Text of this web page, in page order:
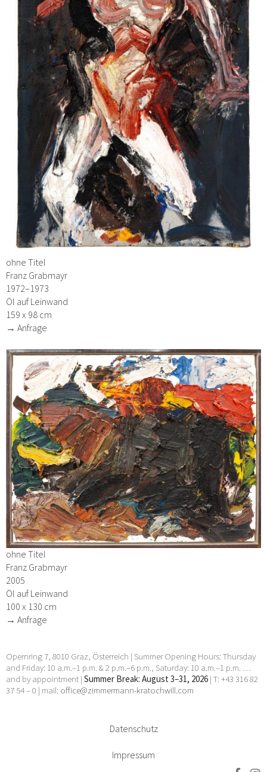
ohne Titel
Franz Grabmayr
1972–1973
Öl auf Leinwand
159 x 98 cm
→ Anfrage
ohne Titel
Franz Grabmayr
2005
Öl auf Leinwand
100 x 130 cm
→ Anfrage
Opernring 7, 8010 Graz, Österreich | Summer Opening Hours: Thursday
and Friday: 10 a.m.–1 p.m. & 2 p.m.–6 p.m., Saturday: 10 a.m.–1 p.m. …
and by appointment | Summer Break: August 3–31, 2026 | T: +43 316 82
37 54 – 0 | mail: office@zimmermann-kratochwill.com
Datenschutz
Impressum